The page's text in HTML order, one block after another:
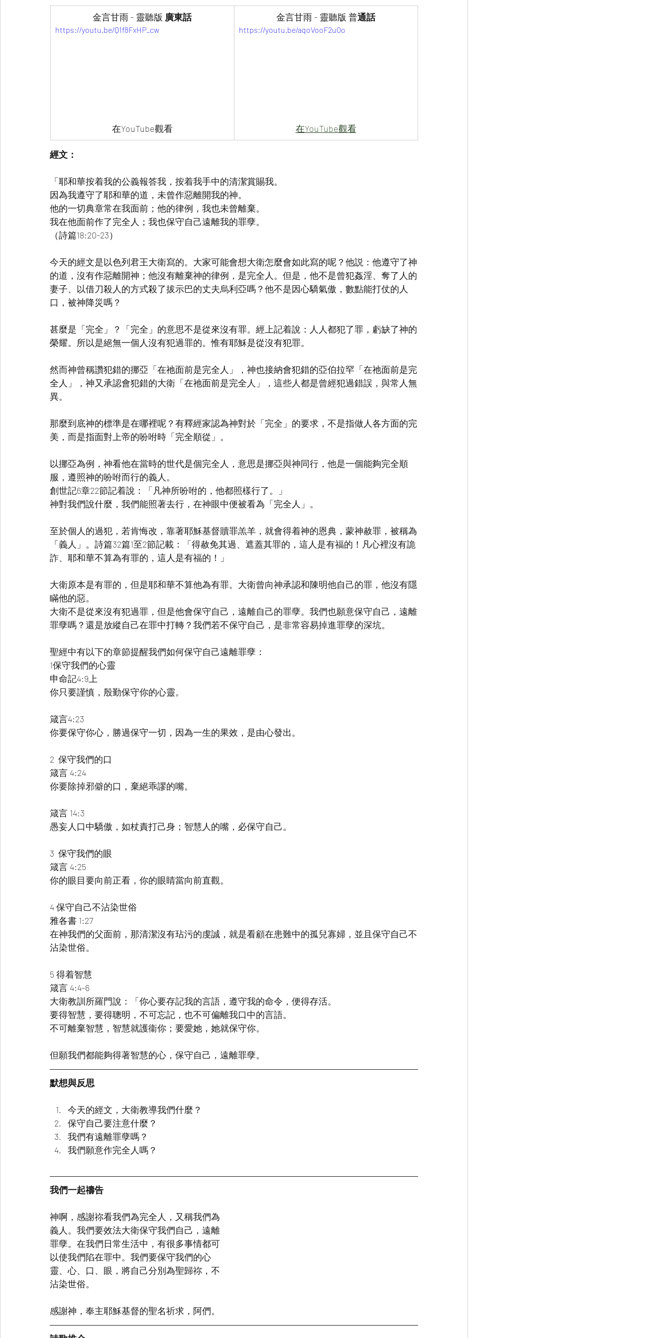
金言甘雨 - 靈聽版 廣東話
https://youtu.be/Q1f8FxHP_cw
在YouTube觀看
金言甘雨 - 靈聽版 普通話
https://youtu.be/aqoVooF2u0o
在YouTube觀看
經文：
「耶和華按着我的公義報答我，按着我手中的清潔賞賜我。
因為我遵守了耶和華的道，未曾作惡離開我的神。
他的一切典章常在我面前；他的律例，我也未曾離棄。
我在他面前作了完全人；我也保守自己遠離我的罪孽。
（詩篇18:20-23）
今天的經文是以色列君王大衛寫的。大家可能會想大衛怎麼會如此寫的呢？他説：他遵守了神
的道，沒有作惡離開神；他沒有離棄神的律例，是完全人。但是，他不是曾犯姦淫、奪了人的
妻子、以借刀殺人的方式殺了拔示巴的丈夫烏利亞嗎？他不是因心驕氣傲，數點能打仗的人
口，被神降災嗎？
甚麼是「完全」？「完全」的意思不是從來沒有罪。經上記着說：人人都犯了罪，虧缺了神的
榮耀。所以是絕無一個人沒有犯過罪的。惟有耶穌是從沒有犯罪。
然而神曾稱讚犯錯的挪亞「在祂面前是完全人」，神也接納會犯錯的亞伯拉罕「在祂面前是完
全人」，神又承認會犯錯的大衛「在祂面前是完全人」，這些人都是曾經犯過錯誤，與常人無
異。
那麼到底神的標準是在哪裡呢？有釋經家認為神對於「完全」的要求，不是指做人各方面的完
美，而是指面對上帝的吩咐時「完全順從」。
以挪亞為例，神看他在當時的世代是個完全人，意思是挪亞與神同行，他是一個能夠完全順
服，遵照神的吩咐而行的義人。
創世記6章22節記着說：「凡神所吩咐的，他都照樣行了。」
神對我們說什麼，我們能照著去行，在神眼中便被看為「完全人」。
至於個人的過犯，若肯悔改，靠著耶穌基督贖罪羔羊，就會得着神的恩典，蒙神赦罪，被稱為
「義人」。詩篇32篇1至2節記載：「得赦免其過、遮蓋其罪的，這人是有福的！凡心裡沒有詭
詐、耶和華不算為有罪的，這人是有福的！」
大衛原本是有罪的，但是耶和華不算他為有罪。大衛曾向神承認和陳明他自己的罪，他沒有隱
瞞他的惡。
大衛不是從來沒有犯過罪，但是他會保守自己，遠離自己的罪孽。我們也願意保守自己，遠離
罪孽嗎？還是放縱自己在罪中打轉？我們若不保守自己，是非常容易掉進罪孽的深坑。
聖經中有以下的章節提醒我們如何保守自己遠離罪孽：
1保守我們的心靈
申命記4:9上
你只要謹慎，殷勤保守你的心靈。
箴言4:23
你要保守你心，勝過保守一切，因為一生的果效，是由心發出。
2  保守我們的口
箴言 4:24
你要除掉邪僻的口，棄絕乖謬的嘴。
箴言 14:3
愚妄人口中驕傲，如杖責打己身；智慧人的嘴，必保守自己。
3  保守我們的眼
箴言 4:25
你的眼目要向前正看，你的眼睛當向前直觀。
4 保守自己不沾染世俗
雅各書 1:27
在神我們的父面前，那清潔沒有玷污的虔誠，就是看顧在患難中的孤兒寡婦，並且保守自己不
沾染世俗。
5 得着智慧
箴言 4:4-6
大衛教訓所羅門說：「你心要存記我的言語，遵守我的命令，便得存活。
要得智慧，要得聰明，不可忘記，也不可偏離我口中的言語。
不可離棄智慧，智慧就護衞你；要愛她，她就保守你。
但願我們都能夠得著智慧的心，保守自己，遠離罪孽。
默想與反思
今天的經文，大衛教導我們什麼？
保守自己要注意什麼？
我們有遠離罪孽嗎？
我們願意作完全人嗎？
我們一起禱告
神啊，感謝祢看我們為完全人，又稱我們為
義人。我們要效法大衛保守我們自己，遠離
罪孽。在我們日常生活中，有很多事情都可
以使我們陷在罪中。我們要保守我們的心
靈、心、口、眼，將自己分別為聖歸祢，不
沾染世俗。
感謝神，奉主耶穌基督的聖名祈求，阿們。